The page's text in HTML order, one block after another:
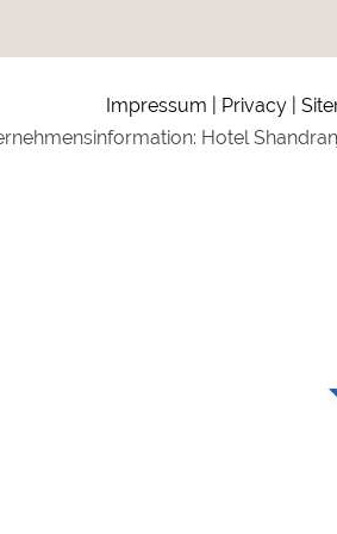
Impressum Privacy
Hotel